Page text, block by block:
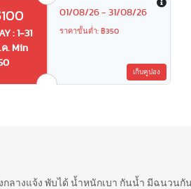
: 1-31
ค. Min
01/08/26 - 31/08/26
ราคาขั้นต่ำ: ฿350
เก็บคูปอง
ลางแจ้ง พับได้ น้ำหนักเบา กันน้ำ มีฉนวน